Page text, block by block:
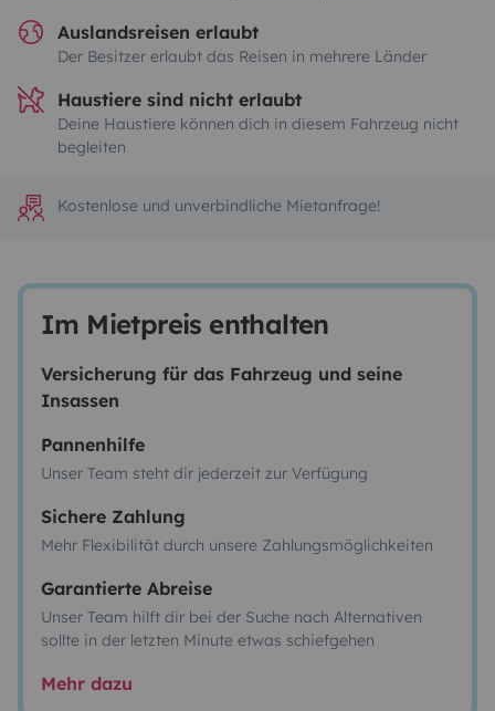
Auslandsreisen erlaubt
Der Besitzer erlaubt das Reisen in mehrere Länder
Haustiere sind nicht erlaubt
Deine Haustiere können dich in diesem Fahrzeug nicht
begleiten
Kostenlose und unverbindliche Mietanfrage!
Im Mietpreis enthalten
Versicherung für das Fahrzeug und seine
Insassen
Pannenhilfe
Unser Team steht dir jederzeit zur Verfügung
Sichere Zahlung
Mehr Flexibilität durch unsere Zahlungsmöglichkeiten
Garantierte Abreise
Unser Team hilft dir bei der Suche nach Alternativen
sollte in der letzten Minute etwas schiefgehen
Mehr dazu